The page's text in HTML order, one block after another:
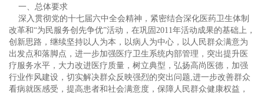
一、总体要求
深入贯彻党的十七届六中全会精神，紧密结合深化医药卫生体制
改革和“为民服务创先争优”活动，在巩固2011年活动成果的基础上，
创新思路，继续坚持以人为本，以病人为中心，以人民群众满意为
出发点和落脚点，进一步加强医疗卫生系统内部管理，突出提升医
疗服务水平，大力改进医疗质量，树立典型，弘扬高尚医德，加强
行业作风建设，切实解决群众反映强烈的突出问题,进一步改善群众
看病就医感受，提高患者和社会满意度，保障人民群众健康权益，